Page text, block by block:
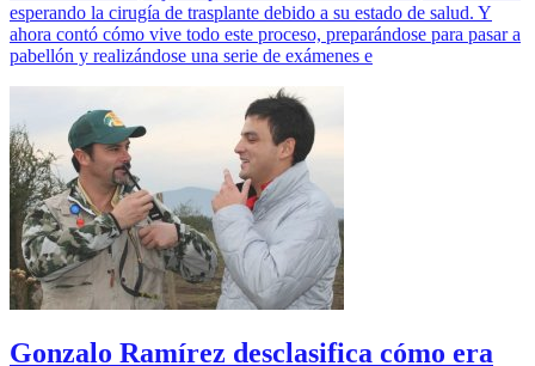
esperando la cirugía de trasplante debido a su estado de salud. Y
ahora contó cómo vive todo este proceso, preparándose para pasar a
pabellón y realizándose una serie de exámenes e
Gonzalo Ramírez desclasifica cómo era